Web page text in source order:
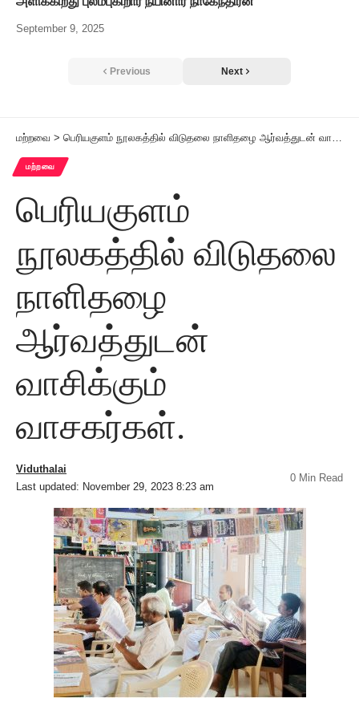
September 9, 2025
Previous Next
மற்றவை > பெரியகுளம் நூலகத்தில் விடுதலை நாளிதழை ஆர்வத்துடன் வாசிக்கும் வாசகர்கள்.
மற்றவை
பெரியகுளம்
நூலகத்தில் விடுதலை
நாளிதழை
ஆர்வத்துடன்
வாசிக்கும்
வாசகர்கள்.
Last updated: November 29, 2023 8:23 am
Viduthalai
0 Min Read